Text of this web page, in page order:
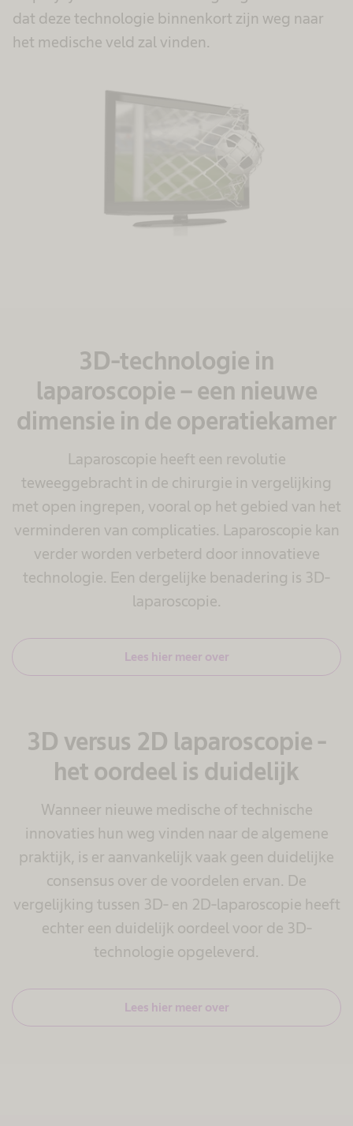
dat deze technologie binnenkort zijn weg naar
het medische veld zal vinden.
3D-technologie in
laparoscopie – een nieuwe
dimensie in de operatiekamer
Laparoscopie heeft een revolutie
teweeggebracht in de chirurgie in vergelijking
met open ingrepen, vooral op het gebied van het
verminderen van complicaties. Laparoscopie kan
verder worden verbeterd door innovatieve
technologie. Een dergelijke benadering is 3D-
laparoscopie.
Lees hier meer over
3D versus 2D laparoscopie -
het oordeel is duidelijk
Wanneer nieuwe medische of technische
innovaties hun weg vinden naar de algemene
praktijk, is er aanvankelijk vaak geen duidelijke
consensus over de voordelen ervan. De
vergelijking tussen 3D- en 2D-laparoscopie heeft
echter een duidelijk oordeel voor de 3D-
technologie opgeleverd.
Lees hier meer over